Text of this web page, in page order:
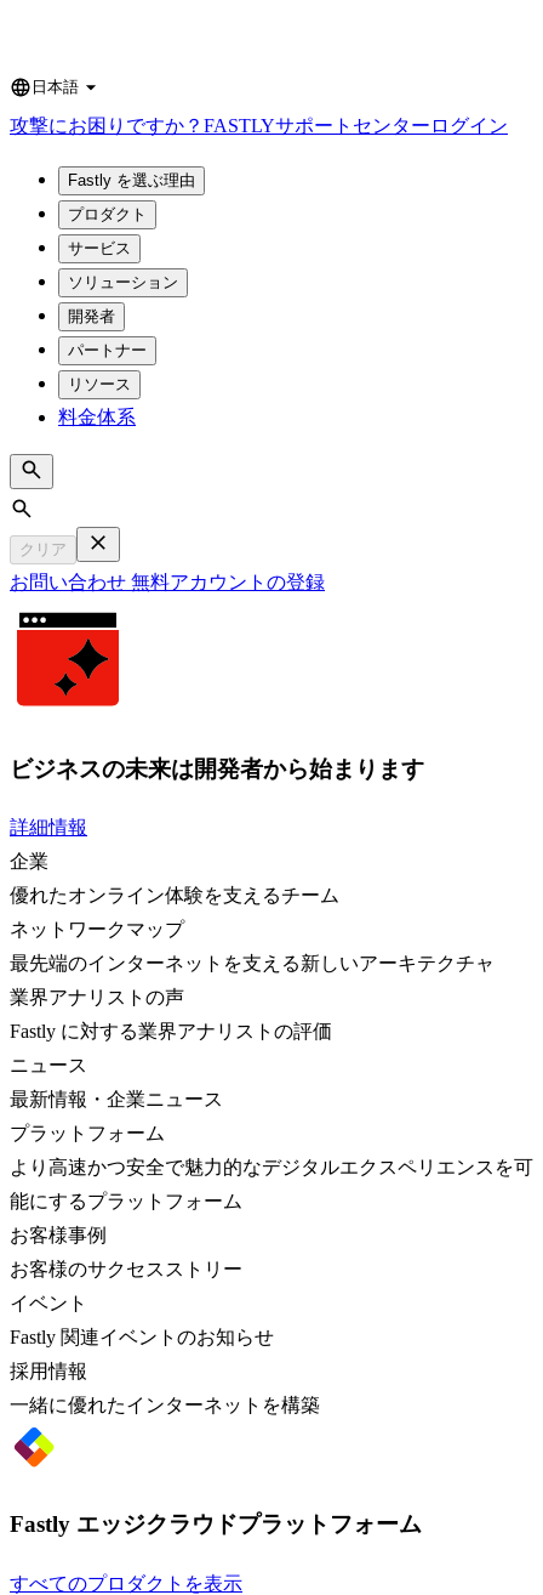
Language
日本語
攻撃にお困りですか？ FASTLYサポートセンター ログイン
Fastly を選ぶ理由
プロダクト
サービス
ソリューション
開発者
パートナー
リソース
料金体系
Search
クリア
お問い合わせ 無料アカウントの登録
ビジネスの未来は開発者から始まります
詳細情報
企業
優れたオンライン体験を支えるチーム
ネットワークマップ
最先端のインターネットを支える新しいアーキテクチャ
業界アナリストの声
Fastly に対する業界アナリストの評価
ニュース
最新情報・企業ニュース
プラットフォーム
より高速かつ安全で魅力的なデジタルエクスペリエンスを可
能にするプラットフォーム
お客様事例
お客様のサクセスストリー
イベント
Fastly 関連イベントのお知らせ
採用情報
一緒に優れたインターネットを構築
Fastly エッジクラウドプラットフォーム
すべてのプロダクトを表示